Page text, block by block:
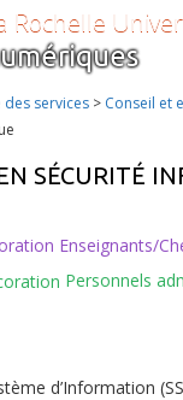
SERVICES
AU NUMÉRIQUE
des services > Conseil et
SÉCURITÉ
Enseignants/
Personnels
d’Information